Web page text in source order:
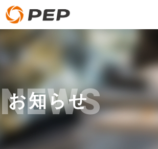
NEWS
お知らせ